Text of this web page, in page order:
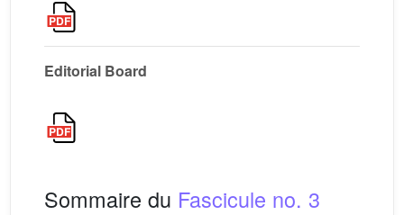
Editorial Board
Sommaire du Fascicule no. 3